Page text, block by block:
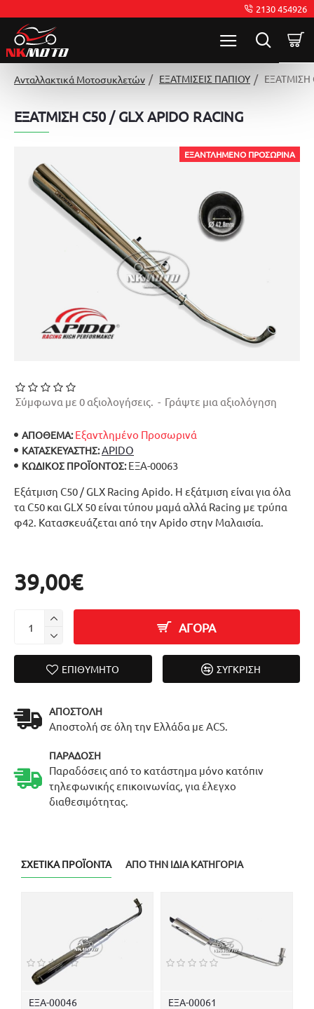
2130 454926
Ανταλλακτικά Μοτοσυκλετών ΕΞΑΤΜΙΣΕΙΣ ΠΑΠΙΟΥ ΕΞΑΤΜΙΣΗ
ΕΞΑΤΜΙΣΗ C50 / GLX APIDO RACING
ΕΞΑΝΤΛΗΜΈΝΟ ΠΡΟΣΩΡΙΝΆ
Εξάτμιση C50 / GLX Racing Apido. Η εξάτμιση είναι για όλα
τα C50 και GLX 50 είναι τύπου μαμά αλλά Racing με τρύπα
φ42. Κατασκευάζεται από την Apido στην Μαλαισία.
ΑΠΟΘΕΜΑ: Εξαντλημένο Προσωρινά
ΚΑΤΑΣΚΕΥΑΣΤΉΣ:APIDO
ΚΩΔΙΚΌΣ ΠΡΟΪΌΝΤΟΣ: ΕΞΑ-00063
Σύμφωνα με 0 αξιολογήσεις. - Γράψτε μια αξιολόγηση
39,00€
ΑΓΟΡΑ
ΕΠΙΘΥΜΗΤΌ ΣΎΓΚΡΙΣΗ
ΑΠΟΣΤΟΛΉ
Αποστολή σε όλη την Ελλάδα με ACS.
ΠΑΡΆΔΟΣΗ
Παραδόσεις από το κατάστημα μόνο κατόπιν
τηλεφωνικής επικοινωνίας, για έλεγχο
διαθεσιμότητας.
ΣΧΕΤΙΚΆ ΠΡΟΪΌΝΤΑ ΑΠΌ ΤΗΝ ΊΔΙΑ ΚΑΤΗΓΟΡΊΑ
ΕΞΑ-00046 ΕΞΑ-00061